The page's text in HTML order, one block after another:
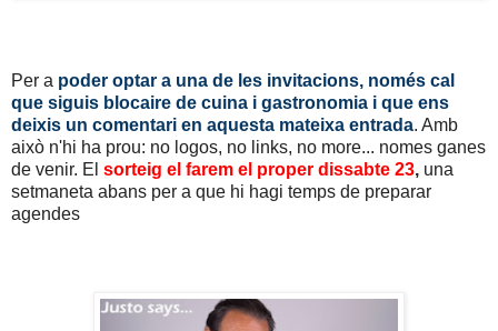
Per a poder optar a una de les invitacions, només cal
que siguis blocaire de cuina i gastronomia i que ens
deixis un comentari en aquesta mateixa entrada. Amb
això n'hi ha prou: no logos, no links, no more... nomes ganes
de venir. El sorteig el farem el proper dissabte 23, una
setmaneta abans per a que hi hagi temps de preparar
agendes